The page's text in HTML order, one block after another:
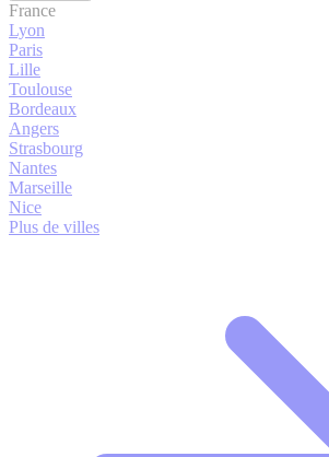
France
Lyon
Paris
Lille
Toulouse
Bordeaux
Angers
Strasbourg
Nantes
Marseille
Nice
Plus de villes